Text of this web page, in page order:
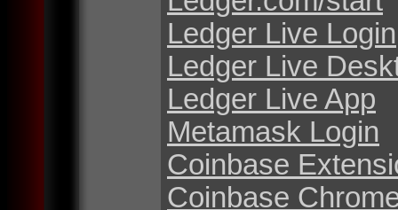
Ledger Live Login
Ledger Live
Ledger Live App
Metamask Login
Coinbase
Coinbase